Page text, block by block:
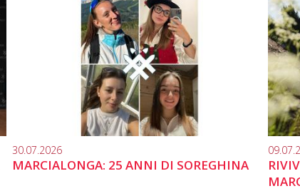
30.07.2026
MARCIALONGA: 25 ANNI DI SOREGHINA